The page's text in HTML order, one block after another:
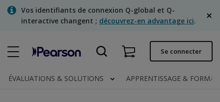
SkipVos identifiants de connexion Q-global et Q-
interactive changent ; découvrez-en advantage ici.
Commande rapide Se connecter
ÉVALUATIONS & SOLUTIONS APPRENTISSAGE &